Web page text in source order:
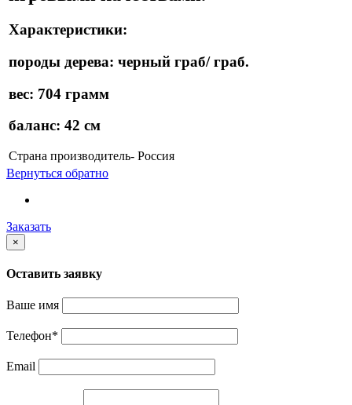
Характеристики:
породы дерева: черный граб/ граб.
вес: 704 грамм
баланс: 42 см
Страна производитель- Россия
Вернуться обратно
Заказать
×
Оставить заявку
Ваше имя
Телефон*
Email